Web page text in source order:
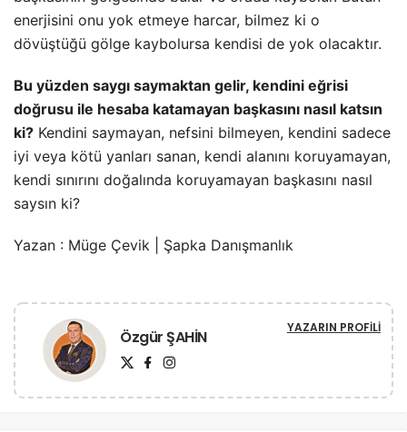
enerjisini onu yok etmeye harcar, bilmez ki o
dövüştüğü gölge kaybolursa kendisi de yok olacaktır.
Bu yüzden saygı saymaktan gelir, kendini eğrisi
doğrusu ile hesaba katamayan başkasını nasıl katsın
ki? Kendini saymayan, nefsini bilmeyen, kendini sadece
iyi veya kötü yanları sanan, kendi alanını koruyamayan,
kendi sınırını doğalında koruyamayan başkasını nasıl
saysın ki?
Yazan : Müge Çevik | Şapka Danışmanlık
Özgür ŞAHİN YAZARIN PROFILI